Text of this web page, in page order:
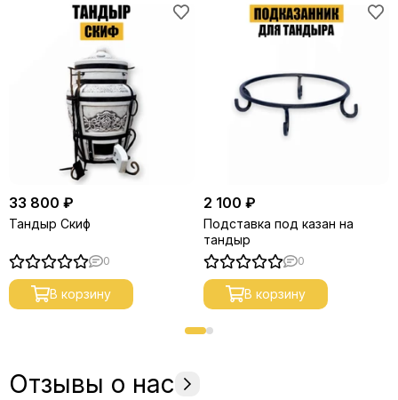
33 800 ₽
Тандыр Скиф
0
В корзину
2 100 ₽
Подставка под казан на
тандыр
0
В корзину
Отзывы о нас